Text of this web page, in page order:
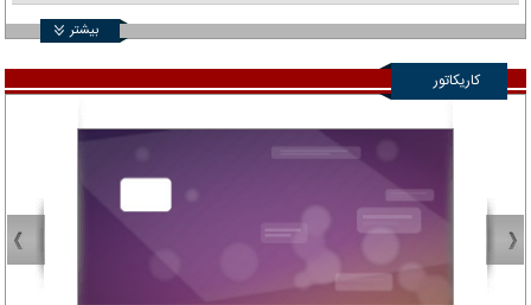
بیشتر
کاریکاتور